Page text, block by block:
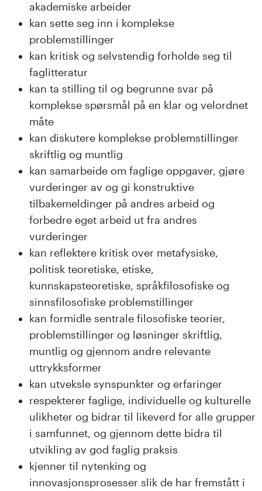
akademiske arbeider
kan sette seg inn i komplekse
problemstillinger
kan kritisk og selvstendig forholde seg til
faglitteratur
kan ta stilling til og begrunne svar på
komplekse spørsmål på en klar og velordnet
måte
kan diskutere komplekse problemstillinger
skriftlig og muntlig
kan samarbeide om faglige oppgaver, gjøre
vurderinger av og gi konstruktive
tilbakemeldinger på andres arbeid og
forbedre eget arbeid ut fra andres
vurderinger
kan reflektere kritisk over metafysiske,
politisk teoretiske, etiske,
kunnskapsteoretiske, språkfilosofiske og
sinnsfilosofiske problemstillinger
kan formidle sentrale filosofiske teorier,
problemstillinger og løsninger skriftlig,
muntlig og gjennom andre relevante
uttrykksformer
kan utveksle synspunkter og erfaringer
respekterer faglige, individuelle og kulturelle
ulikheter og bidrar til likeverd for alle grupper
i samfunnet, og gjennom dette bidra til
utvikling av god faglig praksis
kjenner til nytenking og
innovasjonsprosesser slik de har fremstått i